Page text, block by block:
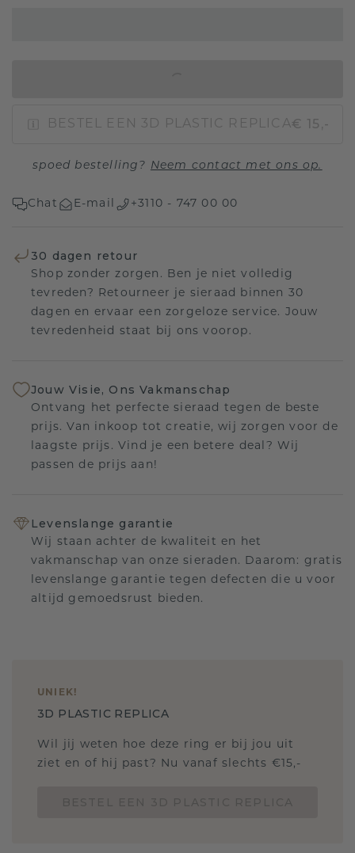
BESTEL EEN 3D PLASTIC REPLICA€ 15,-
spoed bestelling? Neem contact met ons op.
Chat E-mail +3110 - 747 00 00
30 dagen retour
Shop zonder zorgen. Ben je niet volledig
tevreden? Retourneer je sieraad binnen 30
dagen en ervaar een zorgeloze service. Jouw
tevredenheid staat bij ons voorop.
Jouw Visie, Ons Vakmanschap
Ontvang het perfecte sieraad tegen de beste
prijs. Van inkoop tot creatie, wij zorgen voor de
laagste prijs. Vind je een betere deal? Wij
passen de prijs aan!
Levenslange garantie
Wij staan achter de kwaliteit en het
vakmanschap van onze sieraden. Daarom: gratis
levenslange garantie tegen defecten die u voor
altijd gemoedsrust bieden.
UNIEK!
3D PLASTIC REPLICA
Wil jij weten hoe deze ring er bij jou uit
ziet en of hij past? Nu vanaf slechts €15,-